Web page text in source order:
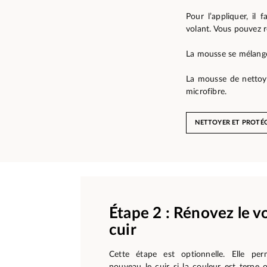
Pour l’appliquer, il
volant. Vous pouvez
La mousse se
La mousse de
microfibre.
NETTOYER ET
Étape 2 : Rénovez le
cuir
Cette étape est optionnelle. Elle